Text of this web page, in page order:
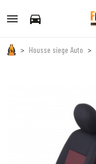
directions_car
Housse siege Auto